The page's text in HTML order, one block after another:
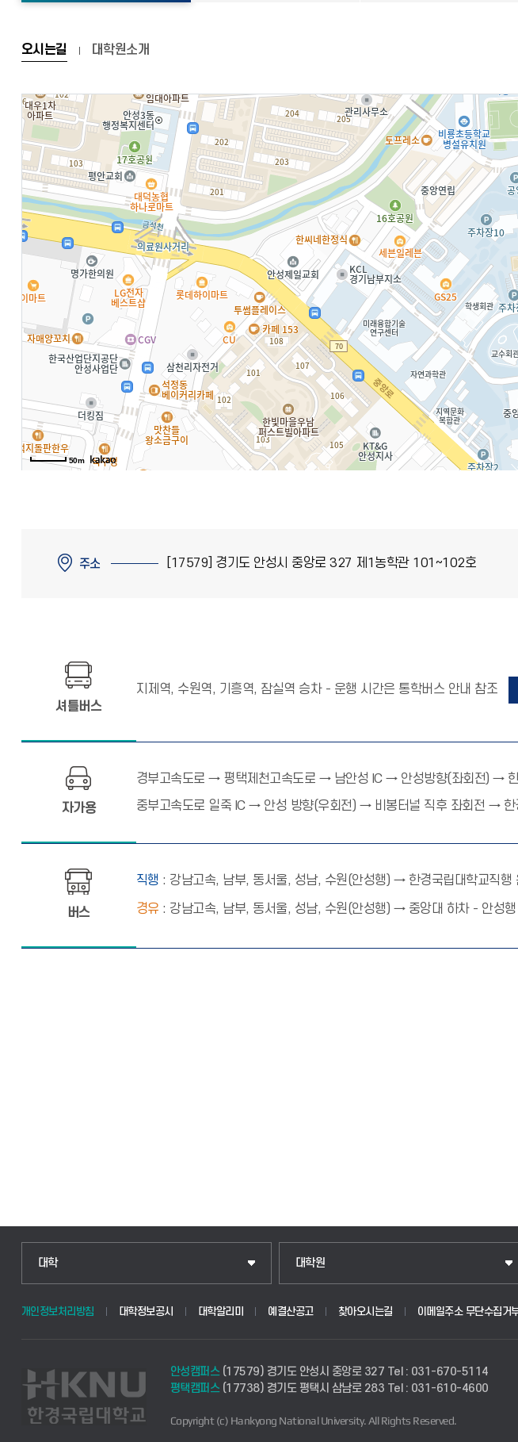
오시는길 대학원소개
50m
주소 [17579] 경기도 안성시 중앙로 327 제1농학관 101~102호
셔틀버스
지제역, 수원역, 기흥역, 잠실역 승차 - 운행 시간은 통학버스 안내 참조
자가용
경부고속도로 → 평택제천고속도로 → 남안성 IC → 안성방향(좌회전) →
중부고속도로 일죽 IC → 안성 방향(우회전) → 비봉터널 직후 좌회전 → 한
버스
직행 : 강남고속, 남부, 동서울, 성남, 수원(안성행) → 한경국립대학교
경유 : 강남고속, 남부, 동서울, 성남, 수원(안성행) → 중앙대 하차 - 안성
대학
인문융합공공인재학부
법경영학부
식물자원조경학부
동물생명융합학부
대학원
일반대학원
산업대학원
경영대학원
교육대학원
개인정보처리방침 대학정보공시 대학알리미 예결산공고 찾아오시는길 이메일주소 무단수집거
안성캠퍼스(17579) 경기도 안성시 중앙로 327 Tel : 031-670-5114
평택캠퍼스(17738) 경기도 평택시 삼남로 283 Tel : 031-610-4600
Copyright (c) Hankyong National University. All Rights Reserved.